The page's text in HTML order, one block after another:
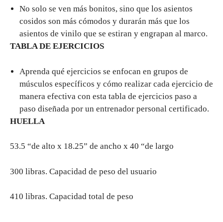
No solo se ven más bonitos, sino que los asientos
cosidos son más cómodos y durarán más que los
asientos de vinilo que se estiran y engrapan al marco.
TABLA DE EJERCICIOS
Aprenda qué ejercicios se enfocan en grupos de
músculos específicos y cómo realizar cada ejercicio de
manera efectiva con esta tabla de ejercicios paso a
paso diseñada por un entrenador personal certificado.
HUELLA
53.5 “de alto x 18.25” de ancho x 40 “de largo
300 libras. Capacidad de peso del usuario
410 libras. Capacidad total de peso